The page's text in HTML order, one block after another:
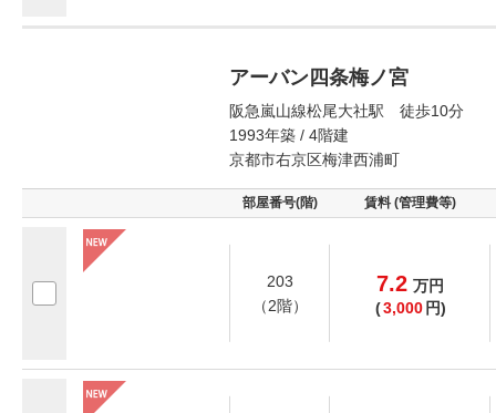
アーバン四条梅ノ宮
阪急嵐山線松尾大社駅 徒歩10分
1993年築 / 4階建
京都市右京区梅津西浦町
部屋番号(階) 賃料 (管理費等)
203
（2階）
7.2 万円
(3,000 円)